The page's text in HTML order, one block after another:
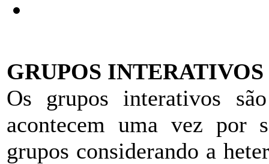
GRUPOS INTERATIVOS
Os grupos interativos
acontecem uma vez por
grupos considerando a